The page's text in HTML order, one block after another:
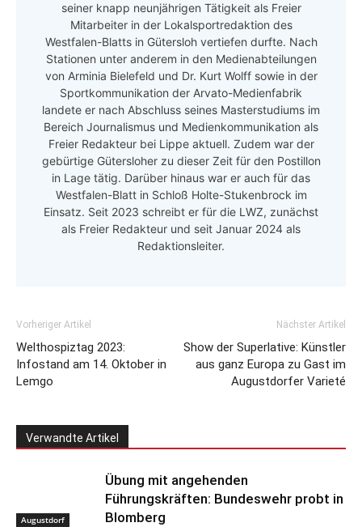
seiner knapp neunjährigen Tätigkeit als Freier
Mitarbeiter in der Lokalsportredaktion des
Westfalen-Blatts in Gütersloh vertiefen durfte. Nach
Stationen unter anderem in den Medienabteilungen
von Arminia Bielefeld und Dr. Kurt Wolff sowie in der
Sportkommunikation der Arvato-Medienfabrik
landete er nach Abschluss seines Masterstudiums im
Bereich Journalismus und Medienkommunikation als
Freier Redakteur bei Lippe aktuell. Zudem war der
gebürtige Gütersloher zu dieser Zeit für den Postillon
in Lage tätig. Darüber hinaus war er auch für das
Westfalen-Blatt in Schloß Holte-Stukenbrock im
Einsatz. Seit 2023 schreibt er für die LWZ, zunächst
als Freier Redakteur und seit Januar 2024 als
Redaktionsleiter.
Vorheriger Artikel
Welthospiztag 2023:
Infostand am 14. Oktober in
Lemgo
Nächster Artikel
Show der Superlative: Künstler
aus ganz Europa zu Gast im
Augustdorfer Varieté
Verwandte Artikel
Augustdorf
Übung mit angehenden
Führungskräften: Bundeswehr probt in
Blomberg